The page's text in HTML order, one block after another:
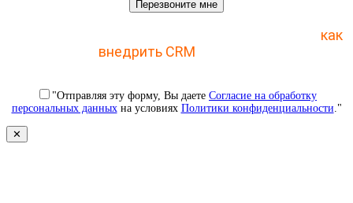
как
внедрить CRM
"Отправляя эту форму, Вы даете Согласие на обработку
персональных данныхна условиях Политики конфиденциальности."
✕